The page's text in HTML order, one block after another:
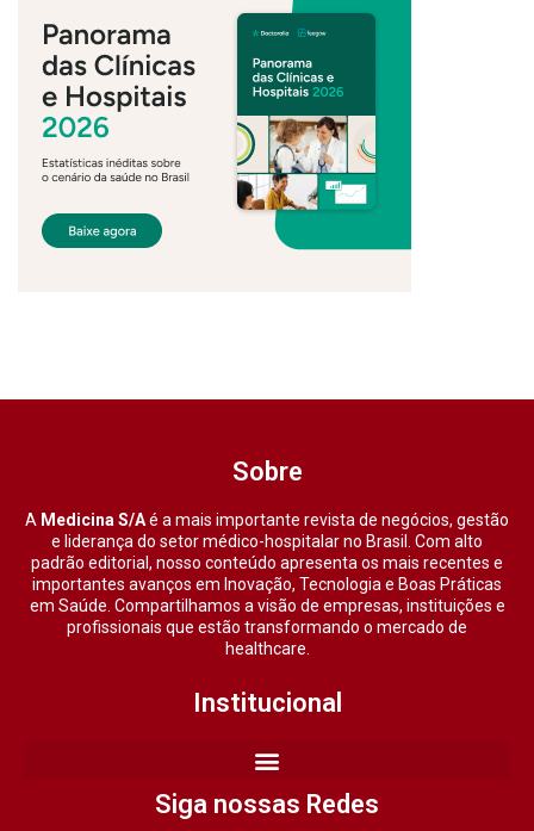
Sobre
A Medicina S/Aé a mais importante revista de negócios, gestão
e liderança do setor médico-hospitalar no Brasil. Com alto
padrão editorial, nosso conteúdo apresenta os mais recentes e
importantes avanços em Inovação, Tecnologia e Boas Práticas
em Saúde. Compartilhamos a visão de empresas, instituições e
profissionais que estão transformando o mercado de
healthcare.
Institucional
Siga nossas Redes